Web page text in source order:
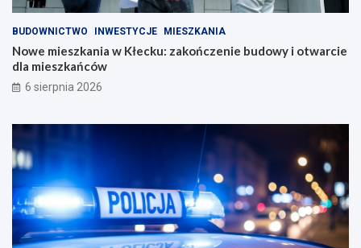
BUDOWNICTWO INWESTYCJE MIESZKANIA
Nowe mieszkania w Kłecku: zakończenie budowy i otwarcie
dla mieszkańców
6 sierpnia 2026